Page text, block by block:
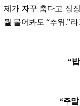
제가 자꾸 춥다고 징
뭘 물어봐도 “추워.”
“
“주말